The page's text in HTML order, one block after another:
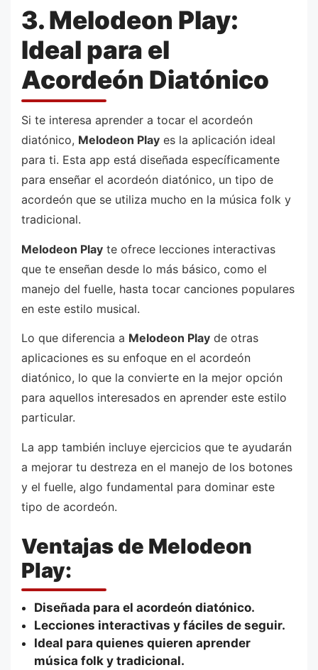
3. Melodeon Play:
Ideal para el
Acordeón Diatónico
Si te interesa aprender a tocar el acordeón
diatónico, Melodeon Play es la aplicación ideal
para ti. Esta app está diseñada específicamente
para enseñar el acordeón diatónico, un tipo de
acordeón que se utiliza mucho en la música folk y
tradicional.
Melodeon Play te ofrece lecciones interactivas
que te enseñan desde lo más básico, como el
manejo del fuelle, hasta tocar canciones populares
en este estilo musical.
Lo que diferencia a Melodeon Play de otras
aplicaciones es su enfoque en el acordeón
diatónico, lo que la convierte en la mejor opción
para aquellos interesados en aprender este estilo
particular.
La app también incluye ejercicios que te ayudarán
a mejorar tu destreza en el manejo de los botones
y el fuelle, algo fundamental para dominar este
tipo de acordeón.
Ventajas de Melodeon
Play:
Diseñada para el acordeón diatónico.
Lecciones interactivas y fáciles de seguir.
Ideal para quienes quieren aprender
música folk y tradicional.